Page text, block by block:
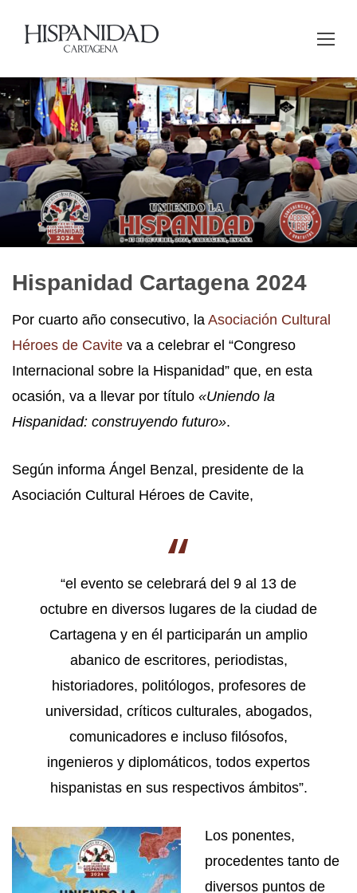
Hispanidad Cartagena 2024
Por cuarto año consecutivo, la Asociación Cultural
Héroes de Cavite va a celebrar el “Congreso
Internacional sobre la Hispanidad” que, en esta
ocasión, va a llevar por título «Uniendo la
Hispanidad: construyendo futuro».
Según informa Ángel Benzal, presidente de la
Asociación Cultural Héroes de Cavite,
“el evento se celebrará del 9 al 13 de
octubre en diversos lugares de la ciudad de
Cartagena y en él participarán un amplio
abanico de escritores, periodistas,
historiadores, politólogos, profesores de
universidad, críticos culturales, abogados,
comunicadores e incluso filósofos,
ingenieros y diplomáticos, todos expertos
hispanistas en sus respectivos ámbitos”.
Los ponentes,
procedentes tanto de
diversos puntos de